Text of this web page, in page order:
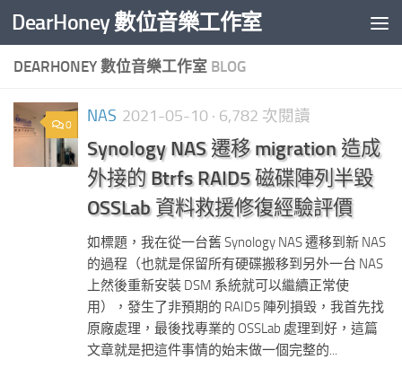
Skip to content
DearHoney 數位音樂工作室
DEARHONEY 數位音樂工作室 BLOG
0 NAS 2021-05-10 · 6,782 次閱讀
Synology NAS 遷移 migration 造成
外接的 Btrfs RAID5 磁碟陣列半毀
OSSLab 資料救援修復經驗評價
如標題，我在從一台舊 Synology NAS 遷移到新 NAS
的過程（也就是保留所有硬碟搬移到另外一台 NAS
上然後重新安裝 DSM 系統就可以繼續正常使
用），發生了非預期的 RAID5 陣列損毀，我首先找
原廠處理，最後找專業的 OSSLab 處理到好，這篇
文章就是把這件事情的始末做一個完整的...